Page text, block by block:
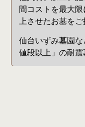
間コストを最大
上させたお墓をご
仙台いずみ墓園
値段以上」の耐震